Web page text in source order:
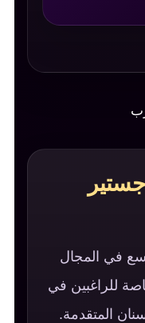
في المجال
للراغبين في
المتقدمة.